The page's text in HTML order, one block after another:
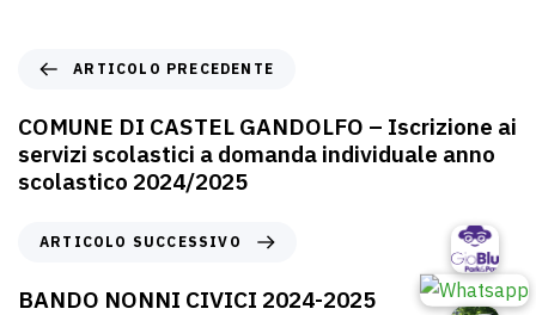
ARTICOLO PRECEDENTE
COMUNE DI CASTEL GANDOLFO – Iscrizione ai
servizi scolastici a domanda individuale anno
scolastico 2024/2025
ARTICOLO SUCCESSIVO
BANDO NONNI CIVICI 2024-2025